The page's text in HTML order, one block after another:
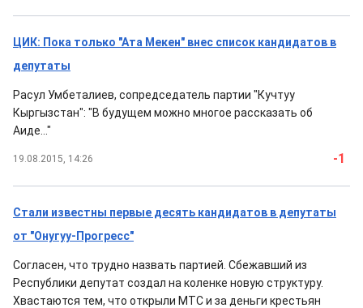
ЦИК: Пока только "Ата Мекен" внес список кандидатов в
депутаты
Расул Умбеталиев, сопредседатель партии "Кучтуу
Кыргызстан": "В будущем можно многое рассказать об
Аиде..."
19.08.2015, 14:26 -1
Стали известны первые десять кандидатов в депутаты
от "Онугуу-Прогресс"
Согласен, что трудно назвать партией. Сбежавший из
Республики депутат создал на коленке новую структуру.
Хвастаются тем, что открыли МТС и за деньги крестьян